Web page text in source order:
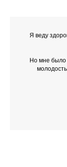
Я веду
Но мне было